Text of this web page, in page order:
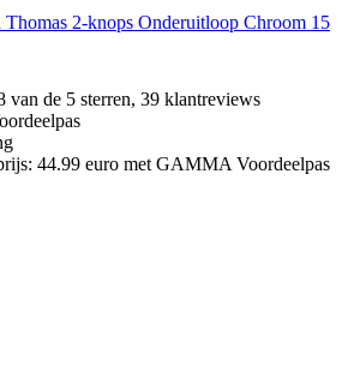
2-knops Onderuitloop Chroom 15
van de 5 sterren, 39 klantreviews
44.99 euro met GAMMA Voordeelpas